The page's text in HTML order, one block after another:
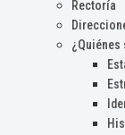
Rectoría
¿Quiénes